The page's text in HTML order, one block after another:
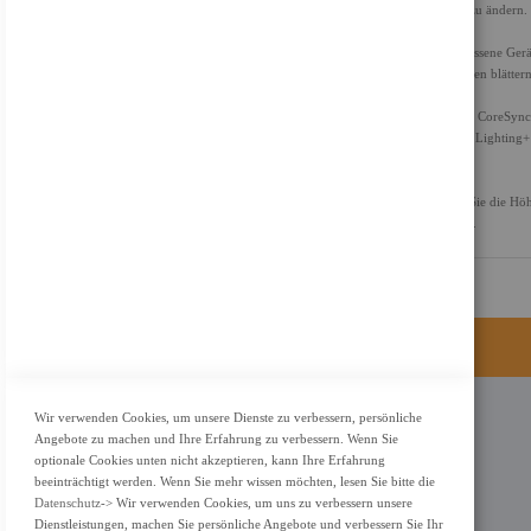
die Größe der zweiten Quelle auf bis zu 25 % des Bildschirms zu ändern.
Mit Auto Source Switch+ erkennt Ihr Monitor, wenn angeschlossene
Spielgeschehen übergehen, ohne durch mehrere Eingangsquellen blättern
Vergrößern Sie den Raum um Ihren Bildschirm herum. Mit der
noch tiefer in die Umgebung eintauchen können. Mit der Core
Finden Sie Ihre Lieblingsposition. Drehen, neigen und passen Sie die
KONTAKT
Adresse: Zimbelstrasse 26/13127 Berlin
Wir verwenden Cookies, um unsere Dienste zu verbessern, persönliche
Angebote zu machen und Ihre Erfahrung zu verbessern. Wenn Sie
optionale Cookies unten nicht akzeptieren, kann Ihre Erfahrung
beeinträchtigt werden. Wenn Sie mehr wissen möchten, lesen Sie bitte die
Datenschutz-> Wir verwenden Cookies, um uns zu verbessern unsere
Dienstleistungen, machen Sie persönliche Angebote und verbessern Sie Ihr